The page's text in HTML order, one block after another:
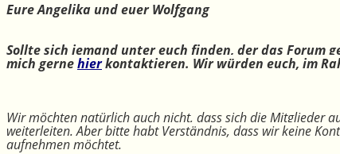
Eure Angelika und euer Wolfgang
Sollte sich jemand unter euch finden, der das Forum
mich gernehierkontaktieren. Wir würden euch, im
Wir möchten natürlich auch nicht, dass sich die Mitglieder
weiterleiten. Aber bitte habt Verständnis, dass wir keine
aufnehmen möchtet.